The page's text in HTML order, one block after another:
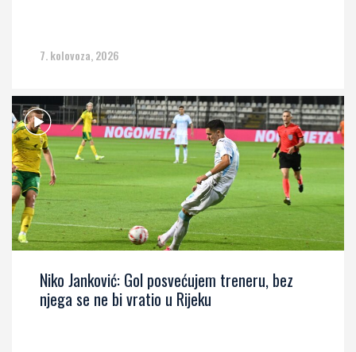
7. kolovoza, 2026
Niko Janković: Gol posvećujem treneru, bez
njega se ne bi vratio u Rijeku